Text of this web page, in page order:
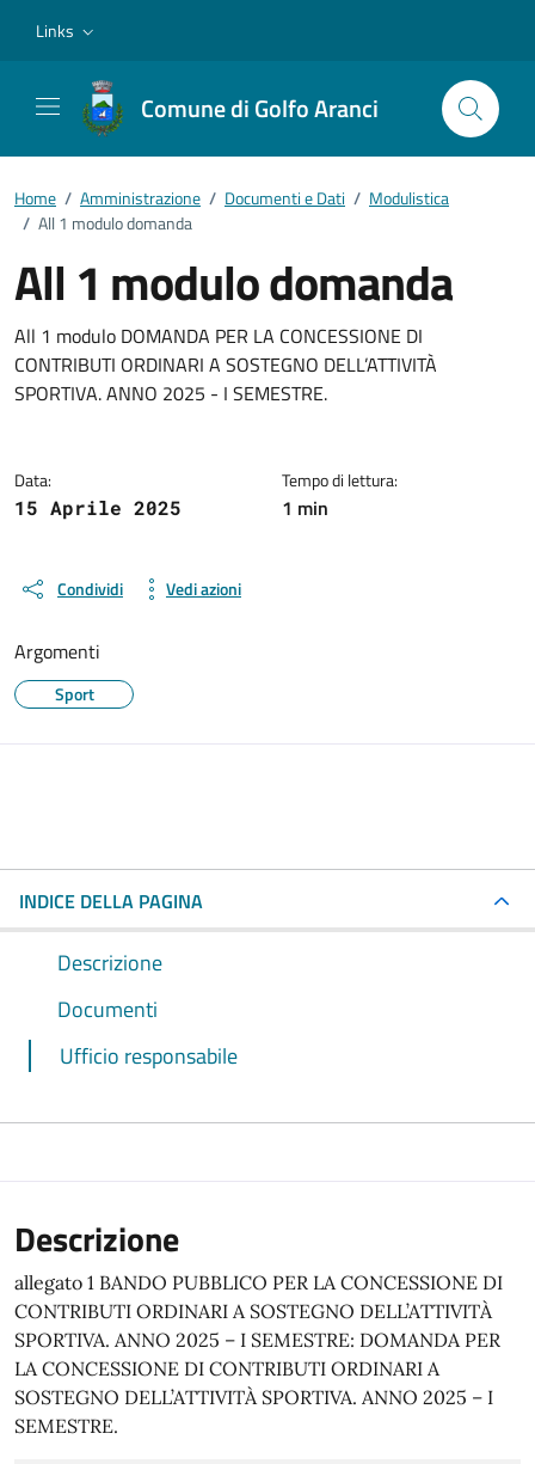
Links
Comune di Golfo Aranci
Home / Amministrazione / Documenti e Dati / Modulistica
/ All 1 modulo domanda
All 1 modulo domanda
Dettagli del documento
All 1 modulo DOMANDA PER LA CONCESSIONE DI
CONTRIBUTI ORDINARI A SOSTEGNO DELL’ATTIVITÀ
SPORTIVA. ANNO 2025 - I SEMESTRE.
Data:
15 Aprile 2025
Tempo di lettura:
1 min
Condividi Vedi azioni
Argomenti
Sport
INDICE DELLA PAGINA
Descrizione
Documenti
Ufficio responsabile
Descrizione
allegato 1 BANDO PUBBLICO PER LA CONCESSIONE DI
CONTRIBUTI ORDINARI A SOSTEGNO DELL’ATTIVITÀ
SPORTIVA. ANNO 2025 – I SEMESTRE: DOMANDA PER
LA CONCESSIONE DI CONTRIBUTI ORDINARI A
SOSTEGNO DELL’ATTIVITÀ SPORTIVA. ANNO 2025 – I
SEMESTRE.